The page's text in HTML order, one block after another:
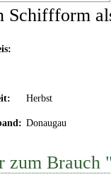
Schiffform
Herbst
Donaugau
zum Brauch